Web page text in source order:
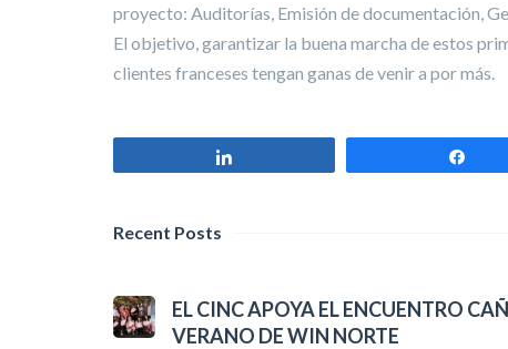
proyecto: Auditorías, Emisión de documentación,
El objetivo, garantizar la buena marcha de estos
clientes franceses tengan ganas de venir a por más.
Recent Posts
EL CINC APOYA EL ENCUENTRO
VERANO DE WIN NORTE